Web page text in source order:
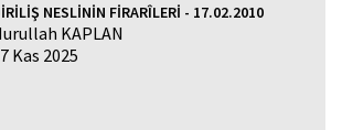
NESLİNİN FİRARÎLERİ - 17.02.2010
KAPLAN
Kas 2025